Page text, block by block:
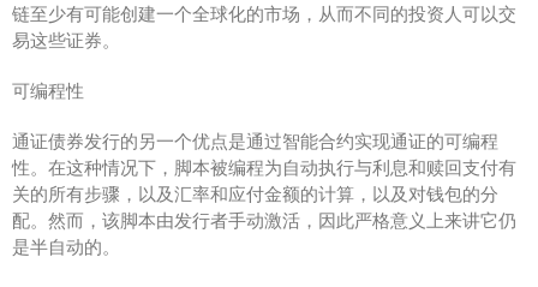
链至少有可能创建一个全球化的市场，从而不同的投资人可以交
易这些证券。
可编程性
通证债券发行的另一个优点是通过智能合约实现通证的可编程
性。在这种情况下，脚本被编程为自动执行与利息和赎回支付有
关的所有步骤，以及汇率和应付金额的计算，以及对钱包的分
配。然而，该脚本由发行者手动激活，因此严格意义上来讲它仍
是半自动的。